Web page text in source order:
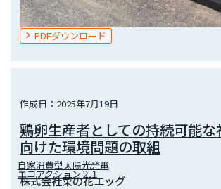
PDFダウンロード
作成日：2025年7月19日
鶏卵生産者としての持続可能な
向けた環境問題の取組
自家消費型太陽光発電
エコアクション２１
株式会社菜の花エッグ